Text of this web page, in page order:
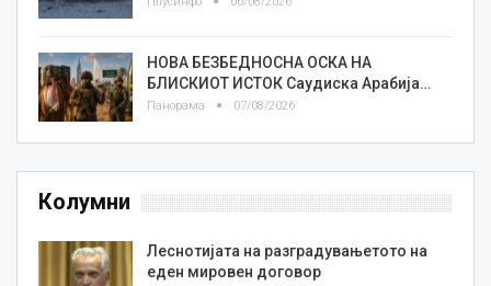
НОВА БЕЗБЕДНОСНА ОСКА НА
БЛИСКИОТ ИСТОК Саудиска Арабија…
Панорама 07/08/2026
Колумни
Леснотијата на разградувањетото на
еден мировен договор